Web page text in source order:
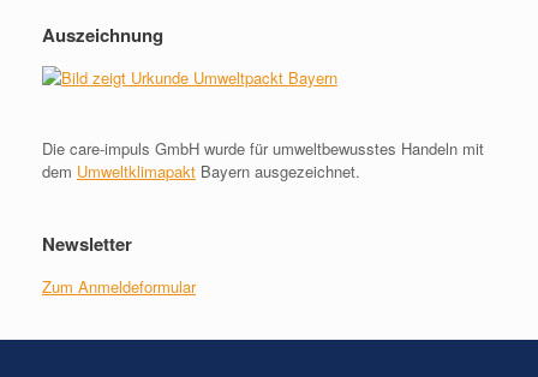
Auszeichnung
Die care-impuls GmbH wurde für umweltbewusstes Handeln mit
dem Umweltklimapakt Bayern ausgezeichnet.
Newsletter
Zum Anmeldeformular